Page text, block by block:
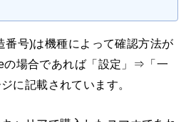
番号)は機種によって確認方法が
の場合であれば「設定」⇒「一
に記載されています。